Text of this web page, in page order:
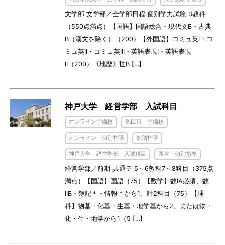
文学部 文学部／全学部日程 個別学力試験 3教科
（550点満点）【国語】国語総合・現代文B・古典
B（漢文を除く）（200）【外国語】コミュ英I・コ
ミュ英II・コミュ英III・英語表現I・英語表現
II（200）《地歴》世B […]
神戸大学 経営学部 入試科目
オンライン予備校 池田市 予備校
オンライン 個別指導 個別指導
神戸大学 経営学部 入試科目 西宮 個別指導
経営学部／前期 共通テ 5～6教科7～8科目（375点
満点）【国語】国語（75）【数学】数IA必須、数
IIB・簿記＊・情報＊から1、計2科目（75）【理
科】物基・化基・生基・地学基から2、または物・
化・生・地学から1（5 […]